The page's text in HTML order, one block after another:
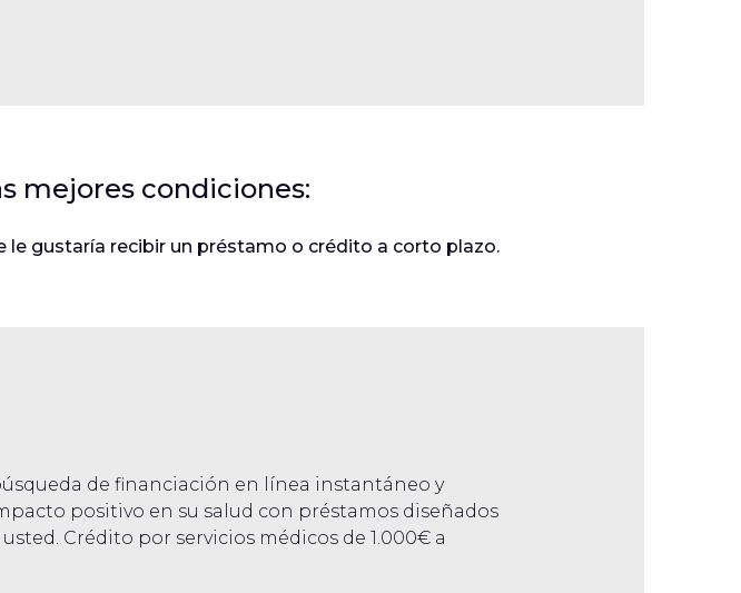
mejores condiciones:
le gustaría recibir un préstamo o crédito a corto plazo.
de financiación en línea instantáneo y
positivo en su salud con préstamos diseñados
Crédito por servicios médicos de 1.000€ a